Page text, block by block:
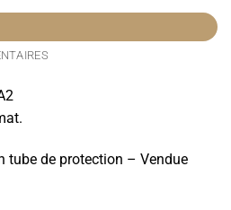
tube de protection – Vendue